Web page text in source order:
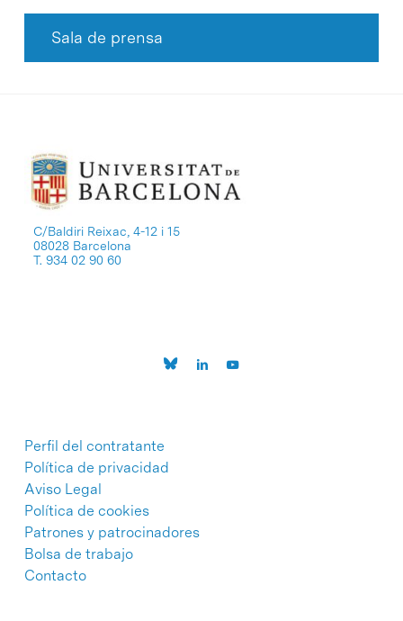
Sala de prensa
C/Baldiri Reixac, 4-12 i 15
08028 Barcelona
T. 934 02 90 60
Perfil del contratante
Política de privacidad
Aviso Legal
Política de cookies
Patrones y patrocinadores
Bolsa de trabajo
Contacto